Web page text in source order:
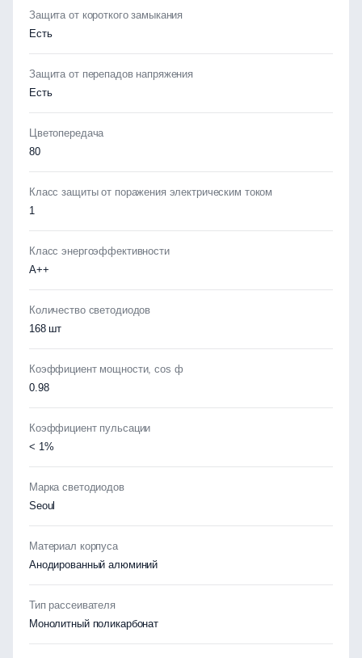
Защита от короткого замыкания
Есть
Защита от перепадов напряжения
Есть
Цветопередача
80
Класс защиты от поражения электрическим током
1
Класс энергоэффективности
А++
Количество светодиодов
168 шт
Коэффициент мощности, cos ф
0.98
Коэффициент пульсации
< 1%
Марка светодиодов
Seoul
Материал корпуса
Анодированный алюминий
Тип рассеивателя
Монолитный поликарбонат